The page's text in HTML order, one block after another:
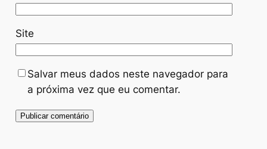
Site
Salvar meus dados neste navegador para
a próxima vez que eu comentar.